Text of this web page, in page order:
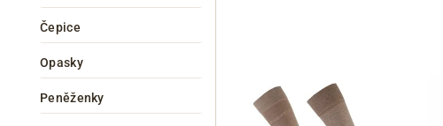
Čepice
Opasky
Peněženky